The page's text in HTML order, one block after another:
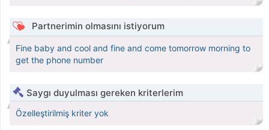
Partnerimin olmasını istiyorum
Fine baby and cool and fine and come tomorrow morning to
get the phone number
Saygı duyulması gereken kriterlerim
Özelleştirilmiş kriter yok